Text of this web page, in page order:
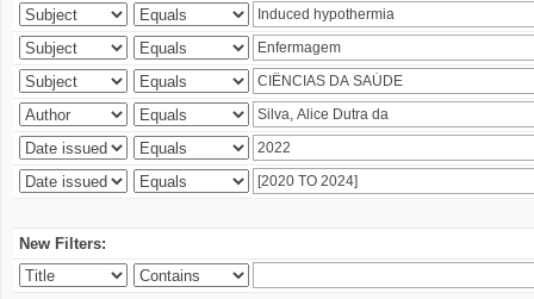
New Filters: